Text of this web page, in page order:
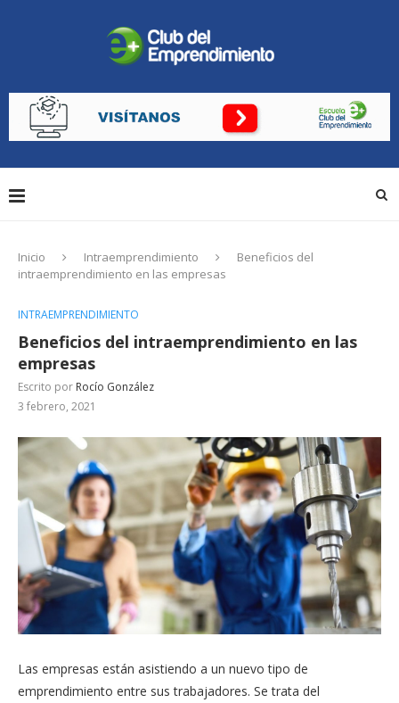
Inicio Intraemprendimiento
Beneficios del
intraemprendimiento en las empresas
INTRAEMPRENDIMIENTO
Beneficios del intraemprendimiento en las
empresas
Escrito por Rocío González
3 febrero, 2021
Las empresas están asistiendo a un nuevo tipo de
emprendimiento entre sus trabajadores. Se trata del